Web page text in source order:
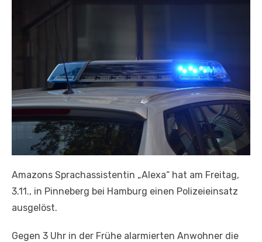
Amazons Sprachassistentin „Alexa“ hat am Freitag,
3.11., in Pinneberg bei Hamburg einen Polizeieinsatz
ausgelöst.
Gegen 3 Uhr in der Frühe alarmierten Anwohner die